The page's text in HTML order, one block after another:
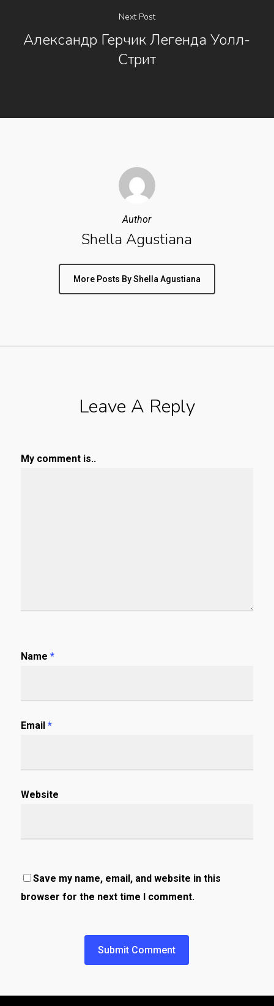
Next Post
Александр Герчик Легенда Уолл-
Стрит
Author
Shella Agustiana
More Posts By Shella Agustiana
Leave A Reply
My comment is..
Name *
Email *
Website
Save my name, email, and website in this
browser for the next time I comment.